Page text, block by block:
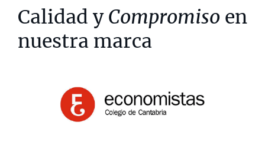
Calidad y Compromiso en
nuestra marca